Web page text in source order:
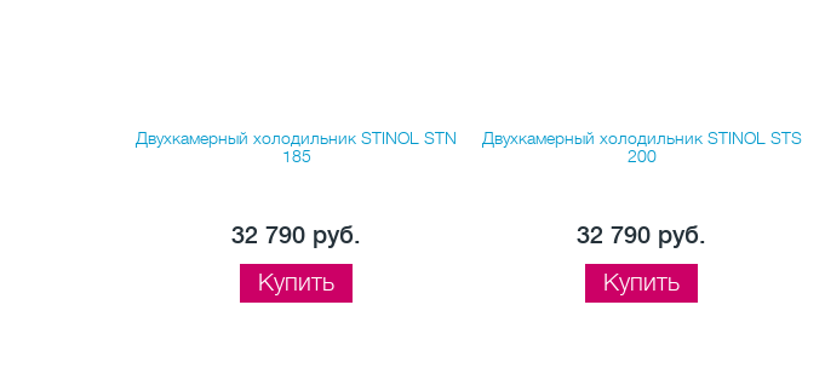
Двухкамерный холодильник STINOL STN
185
32 790 руб.
Купить
Двухкамерный холодильник STINOL STS
200
32 790 руб.
Купить